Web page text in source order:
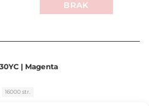
BRAK
| Magenta
0na 5
16000 str.